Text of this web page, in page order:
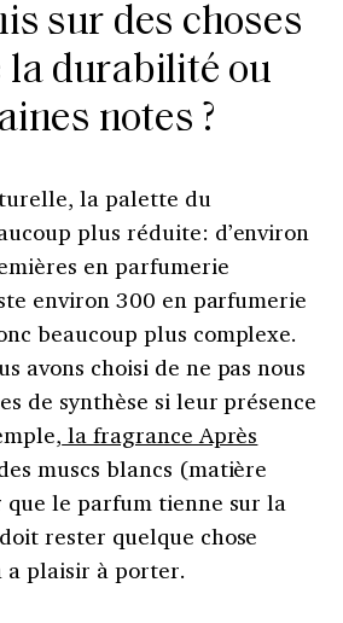
sur des choses
la durabilité ou
notes ?
la palette du
plus réduite: d’environ
en parfumerie
environ 300 en parfumerie
beaucoup plus complexe.
avons choisi de ne pas nous
de synthèse si leur présence
la fragrance Après
muscs blancs (matière
le parfum tienne sur la
rester quelque chose
a plaisir à porter.